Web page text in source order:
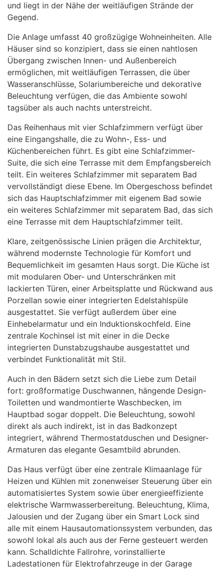
und liegt in der Nähe der weitläufigen Strände der
Gegend.
Die Anlage umfasst 40 großzügige Wohneinheiten. Alle
Häuser sind so konzipiert, dass sie einen nahtlosen
Übergang zwischen Innen- und Außenbereich
ermöglichen, mit weitläufigen Terrassen, die über
Wasseranschlüsse, Solariumbereiche und dekorative
Beleuchtung verfügen, die das Ambiente sowohl
tagsüber als auch nachts unterstreicht.
Das Reihenhaus mit vier Schlafzimmern verfügt über
eine Eingangshalle, die zu Wohn-, Ess- und
Küchenbereichen führt. Es gibt eine Schlafzimmer-
Suite, die sich eine Terrasse mit dem Empfangsbereich
teilt. Ein weiteres Schlafzimmer mit separatem Bad
vervollständigt diese Ebene. Im Obergeschoss befindet
sich das Hauptschlafzimmer mit eigenem Bad sowie
ein weiteres Schlafzimmer mit separatem Bad, das sich
eine Terrasse mit dem Hauptschlafzimmer teilt.
Klare, zeitgenössische Linien prägen die Architektur,
während modernste Technologie für Komfort und
Bequemlichkeit im gesamten Haus sorgt. Die Küche ist
mit modularen Ober- und Unterschränken mit
lackierten Türen, einer Arbeitsplatte und Rückwand aus
Porzellan sowie einer integrierten Edelstahlspüle
ausgestattet. Sie verfügt außerdem über eine
Einhebelarmatur und ein Induktionskochfeld. Eine
zentrale Kochinsel ist mit einer in die Decke
integrierten Dunstabzugshaube ausgestattet und
verbindet Funktionalität mit Stil.
Auch in den Bädern setzt sich die Liebe zum Detail
fort: großformatige Duschwannen, hängende Design-
Toiletten und wandmontierte Waschbecken, im
Hauptbad sogar doppelt. Die Beleuchtung, sowohl
direkt als auch indirekt, ist in das Badkonzept
integriert, während Thermostatduschen und Designer-
Armaturen das elegante Gesamtbild abrunden.
Das Haus verfügt über eine zentrale Klimaanlage für
Heizen und Kühlen mit zonenweiser Steuerung über ein
automatisiertes System sowie über energieeffiziente
elektrische Warmwasserbereitung. Beleuchtung, Klima,
Jalousien und der Zugang über ein Smart Lock sind
alle mit einem Hausautomationssystem verbunden, das
sowohl lokal als auch aus der Ferne gesteuert werden
kann. Schalldichte Fallrohre, vorinstallierte
Ladestationen für Elektrofahrzeuge in der Garage